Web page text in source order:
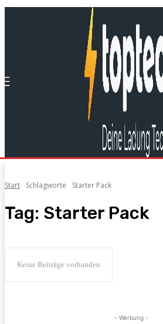
Start Schlagworte Starter Pack
Tag: Starter Pack
Keine Beiträge vorhanden
- Werbung -